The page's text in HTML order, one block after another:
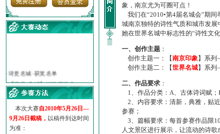
·【诗意·名城】地铁展示作...
·诗意名城·地铁时间
地铁完美呈现【诗意·名城...
“诗意·名城”晒诗会
特别通知--致广大诗词爱好...
本次大赛自2010年5月26日—
9月26日截稿， 以稿件到达时间
为准：
象，南京尤为可圈可点！
我们在“2010•第4届名城会”期
城南京独特的诗性气质和城市发
她在世界名城中标志性的“诗性文
一、创作主题 ：
创作主题一：【南京印象】系
创作主题二：【世界名城】系
二、作品要求 ：
1、作品分类：A、古体诗词赋；
2、内容要求：清新，典雅，贴
参赛；
3、篇幅要求：每首参赛作品限
人文景区进行展示，让流动的诗